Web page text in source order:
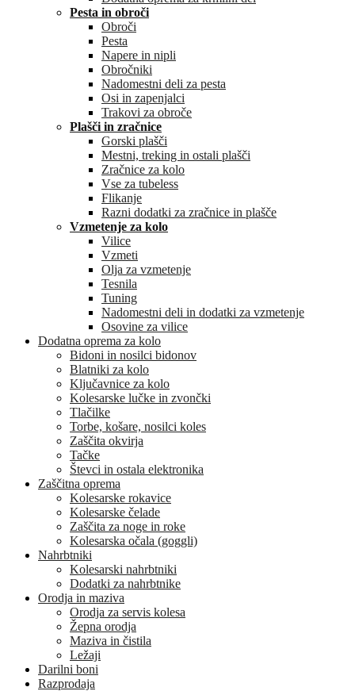
Pesta in obroči
Obroči
Pesta
Napere in nipli
Obročniki
Nadomestni deli za pesta
Osi in zapenjalci
Trakovi za obroče
Plašči in zračnice
Gorski plašči
Mestni, treking in ostali plašči
Zračnice za kolo
Vse za tubeless
Flikanje
Razni dodatki za zračnice in plašče
Vzmetenje za kolo
Vilice
Vzmeti
Olja za vzmetenje
Tesnila
Tuning
Nadomestni deli in dodatki za vzmetenje
Osovine za vilice
Dodatna oprema za kolo
Bidoni in nosilci bidonov
Blatniki za kolo
Ključavnice za kolo
Kolesarske lučke in zvončki
Tlačilke
Torbe, košare, nosilci koles
Zaščita okvirja
Tačke
Števci in ostala elektronika
Zaščitna oprema
Kolesarske rokavice
Kolesarske čelade
Zaščita za noge in roke
Kolesarska očala (goggli)
Nahrbtniki
Kolesarski nahrbtniki
Dodatki za nahrbtnike
Orodja in maziva
Orodja za servis kolesa
Žepna orodja
Maziva in čistila
Ležaji
Darilni boni
Razprodaja